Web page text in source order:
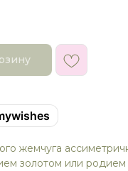
жемчуга
золотом или родием